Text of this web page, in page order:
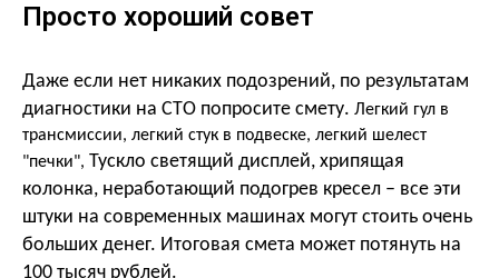
Просто хороший совет
Даже если нет никаких подозрений, по результатам
диагностики на СТО попросите смету. Легкий гул в
трансмиссии, легкий стук в подвеске, легкий шелест
"печки", Тускло светящий дисплей, хрипящая
колонка, неработающий подогрев кресел – все эти
штуки на современных машинах могут стоить очень
больших денег. Итоговая смета может потянуть на
100 тысяч рублей.